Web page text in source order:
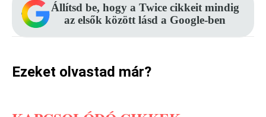
Állítsd be, hogy a Twice cikkeit mindig
az elsők között lásd a Google-ben
Ezeket olvastad már?